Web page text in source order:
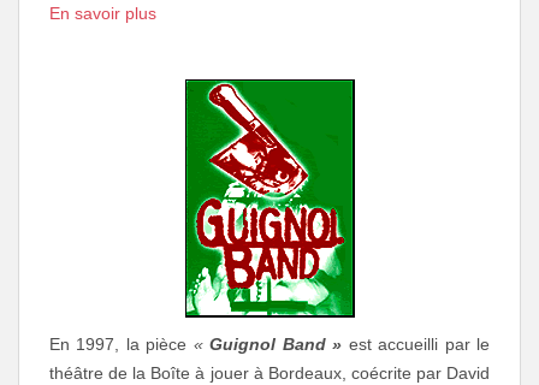
En savoir plus
En 1997, la pièce «Guignol Band » est accueilli par le
théâtre de la Boîte à jouer à Bordeaux, coécrite par David